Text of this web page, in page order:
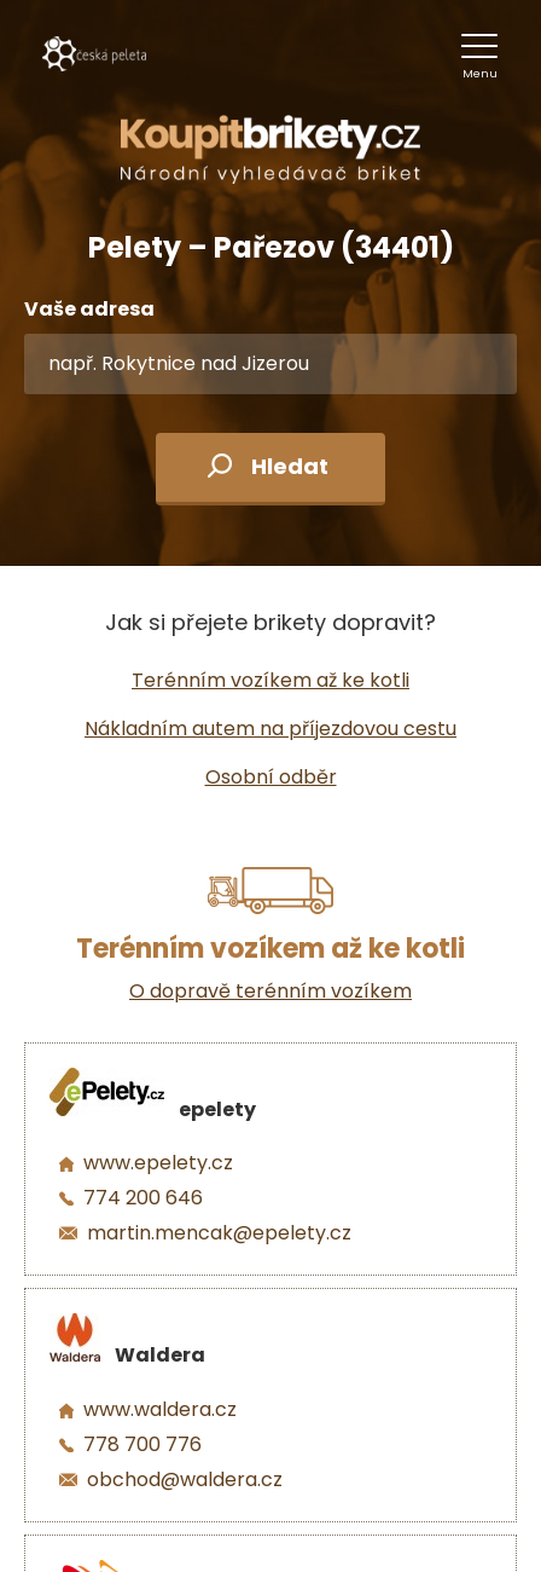
Menu
Pelety – Pařezov (34401)
Vaše adresa
Hledat
Jak si přejete brikety dopravit?
Terénním vozíkem až ke kotli
Nákladním autem na příjezdovou cestu
Osobní odběr
Terénním vozíkem až ke kotli
O dopravě terénním vozíkem
epelety
www.epelety.cz
774 200 646
martin.mencak@epelety.cz
Waldera
www.waldera.cz
778 700 776
obchod@waldera.cz